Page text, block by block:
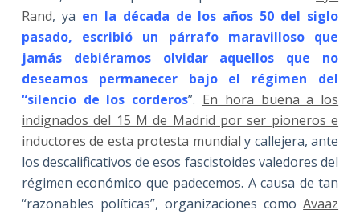
Rand, ya en la década de los años 50 del siglo
pasado, escribió un párrafo maravilloso que
jamás debiéramos olvidar aquellos que no
deseamos permanecer bajo el régimen del
“silencio de los corderos”. En hora buena a los
indignados del 15 M de Madrid por ser pioneros e
inductores de esta protesta mundial y callejera, ante
los descalificativos de esos fascistoides valedores del
régimen económico que padecemos. A causa de tan
“razonables políticas”, organizaciones comoAvaaz